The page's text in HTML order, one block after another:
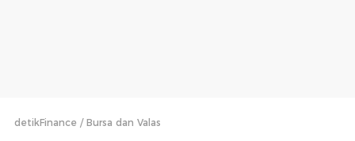
detikFinance Bursa dan Valas